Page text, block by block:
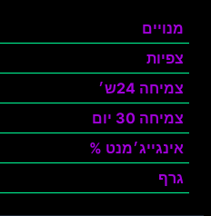
מנויים
צפיות
צמיחה 24ש׳
צמיחה 30 יום
אינגייג׳מנט %
גרף